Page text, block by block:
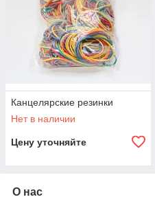
Канцелярские резинки
Нет в наличии
Цену уточняйте
О нас